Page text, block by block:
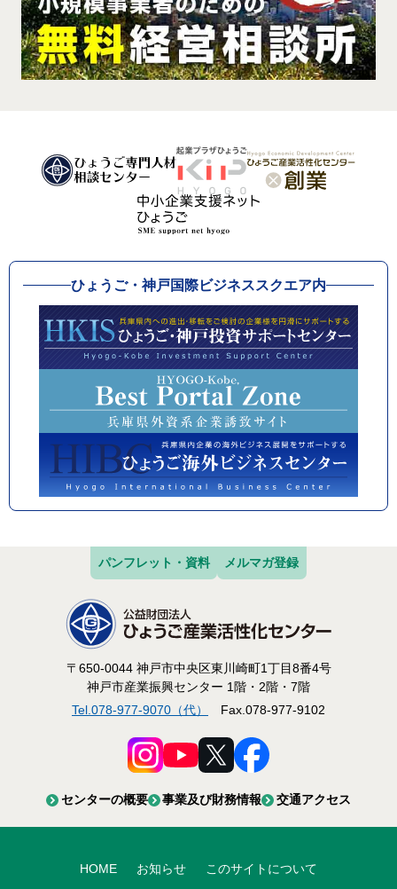
ひょうご・神戸国際ビジネススクエア内
パンフレット・資料 メルマガ登録
〒650-0044 神戸市中央区東川崎町1丁目8番4号
神戸市産業振興センター 1階・2階・7階
Tel.078-977-9070（代）
Fax.078-977-9102
センターの概要 事業及び財務情報 交通アクセス
HOME お知らせ このサイトについて